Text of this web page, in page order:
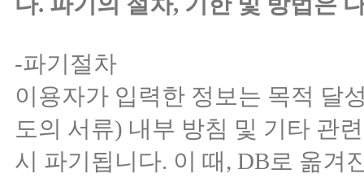
-파기절차
이용자가 입력한 정보는 목적 달
도의 서류) 내부 방침 및 기타 관
시 파기됩니다. 이 때, DB로 옮겨